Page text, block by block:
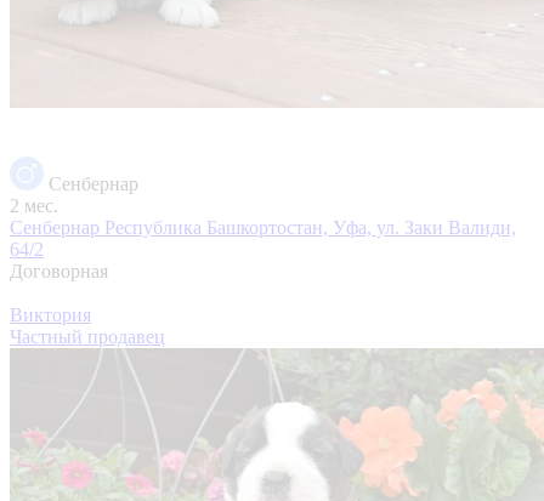
Сенбернар
2 мес.
Сенбернар Республика Башкортостан, Уфа, ул. Заки Валиди,
64/2
Договорная
Виктория
Частный продавец